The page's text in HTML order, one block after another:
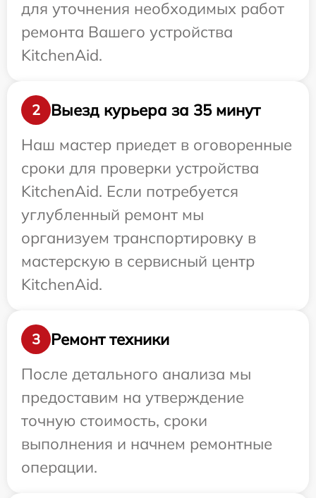
для уточнения необходимых работ
ремонта Вашего устройства
KitchenAid.
2
Выезд курьера за 35 минут
Наш мастер приедет в оговоренные
сроки для проверки устройства
KitchenAid. Если потребуется
углубленный ремонт мы
организуем транспортировку в
мастерскую в сервисный центр
KitchenAid.
3
Ремонт техники
После детального анализа мы
предоставим на утверждение
точную стоимость, сроки
выполнения и начнем ремонтные
операции.